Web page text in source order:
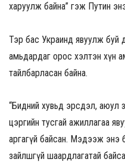
харуулж байна” гэж Путин
Тэр бас Украинд явуулж буй
амьдардаг орос хэлтэн хүн
тайлбарласан байна.
“Бидний хувьд эрсдэл, аюул
цэргийн тусгай ажиллагаа
аргагүй байсан. Мэдээж энэ
зайлшгүй шаардлагатай